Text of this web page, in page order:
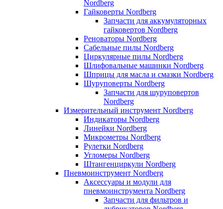
Nordberg
Гайковерты Nordberg
Запчасти для аккумуляторных
гайковертов Nordberg
Реноваторы Nordberg
Сабельные пилы Nordberg
Циркулярные пилы Nordberg
Шлифовальные машинки Nordberg
Шприцы для масла и смазки Nordberg
Шуруповерты Nordberg
Запчасти для шуруповертов
Nordberg
Измерительный инструмент Nordberg
Индикаторы Nordberg
Линейки Nordberg
Микрометры Nordberg
Рулетки Nordberg
Угломеры Nordberg
Штангенциркули Nordberg
Пневмоинструмент Nordberg
Аксессуары и модули для
пневмоинструмента Nordberg
Запчасти для фильтров и